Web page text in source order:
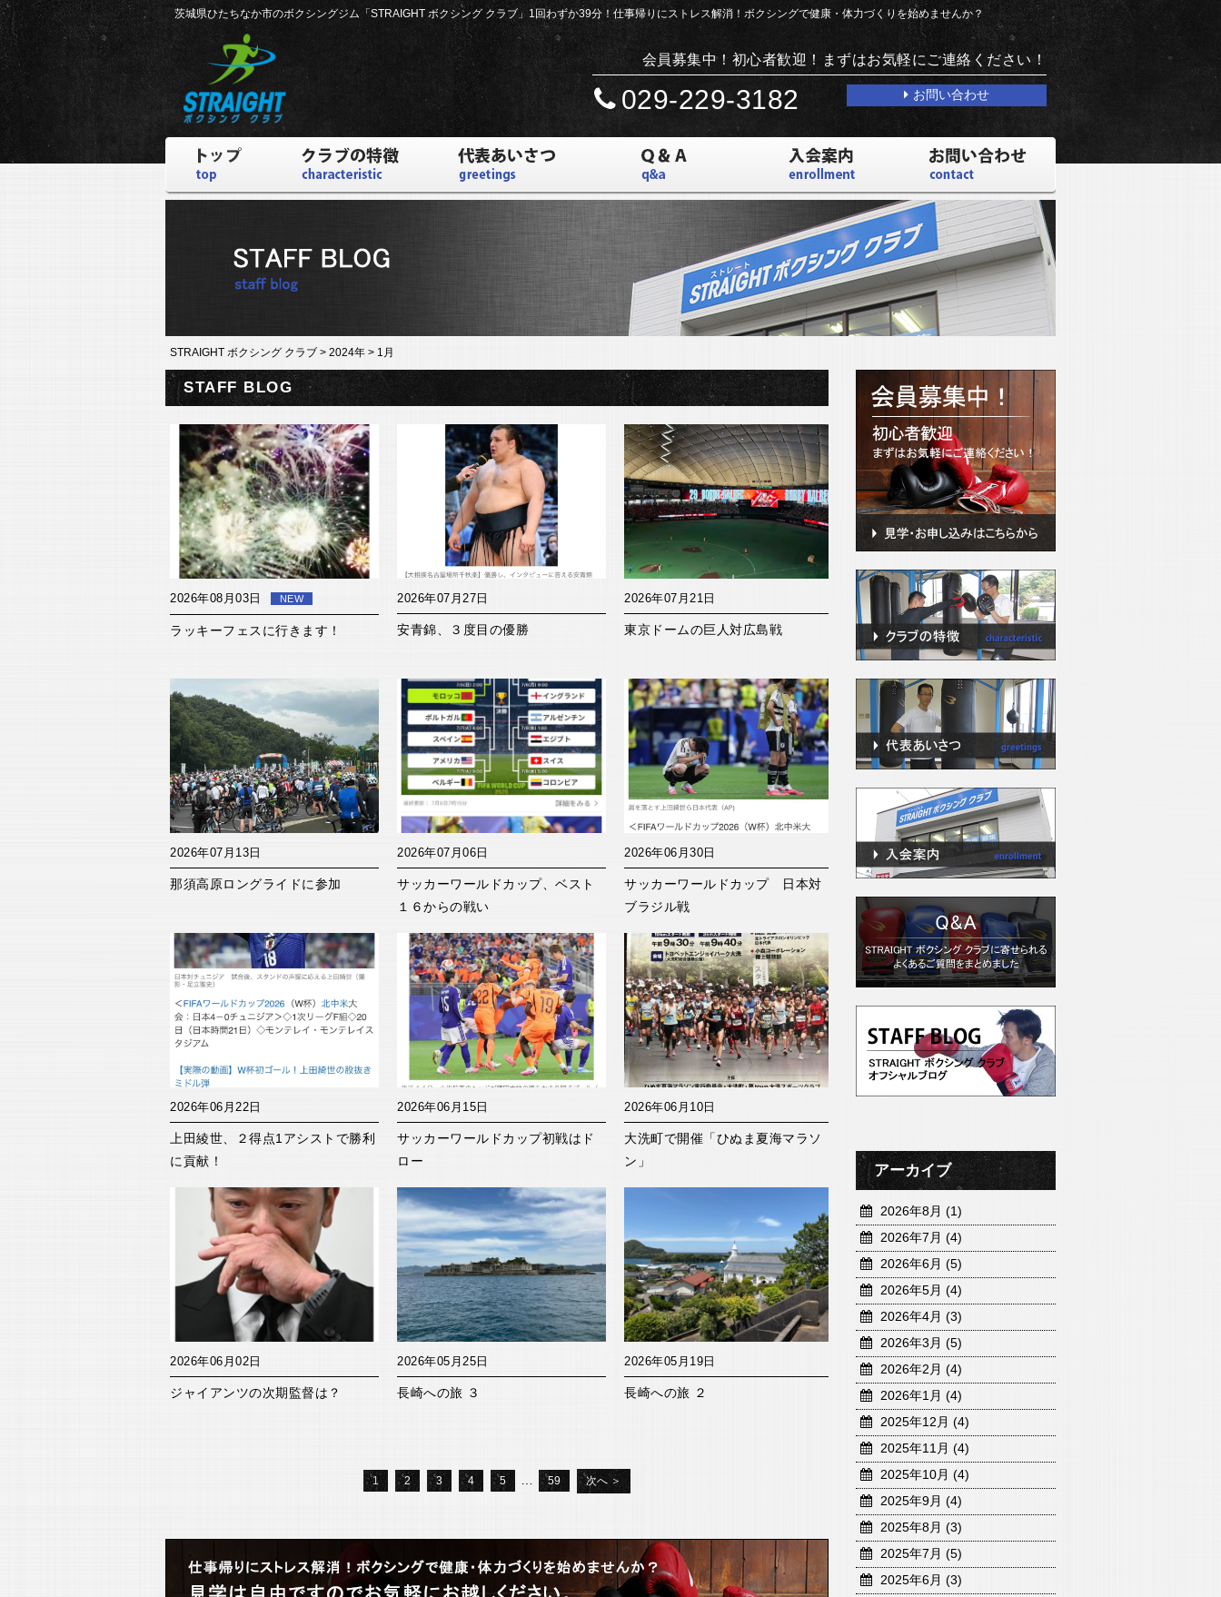
茨城県ひたちなか市のボクシングジム 「STRAIGHT ボクシング クラブ」 1回わずか39分！仕事帰りにストレス解消！ボクシングで健康・体力づくりを始めませんか？
会員募集中！初心者歓迎！まずはお気軽にご連絡ください！
029-229-3182 お問い合わせ
STRAIGHT ボクシング クラブ > 2024年 > 1月
STAFF BLOG
2026年08月03日 NEW
ラッキーフェスに行きます！
2026年07月27日
安青錦、３度目の優勝
2026年07月21日
東京ドームの巨人対広島戦
2026年07月13日
那須高原ロングライドに参加
2026年07月06日
サッカーワールドカップ、ベスト
１６からの戦い
2026年06月30日
サッカーワールドカップ 日本対
ブラジル戦
2026年06月22日
上田綾世、２得点1アシストで勝利
に貢献！
2026年06月15日
サッカーワールドカップ初戦はド
ロー
2026年06月10日
大洗町で開催「ひぬま夏海マラソ
ン」
2026年06月02日
ジャイアンツの次期監督は？
2026年05月25日
長崎への旅 ３
2026年05月19日
長崎への旅 ２
1 2 3 4 5 59 次へ ＞
アーカイブ
2026年8月 (1)
2026年7月 (4)
2026年6月 (5)
2026年5月 (4)
2026年4月 (3)
2026年3月 (5)
2026年2月 (4)
2026年1月 (4)
2025年12月 (4)
2025年11月 (4)
2025年10月 (4)
2025年9月 (4)
2025年8月 (3)
2025年7月 (5)
2025年6月 (3)